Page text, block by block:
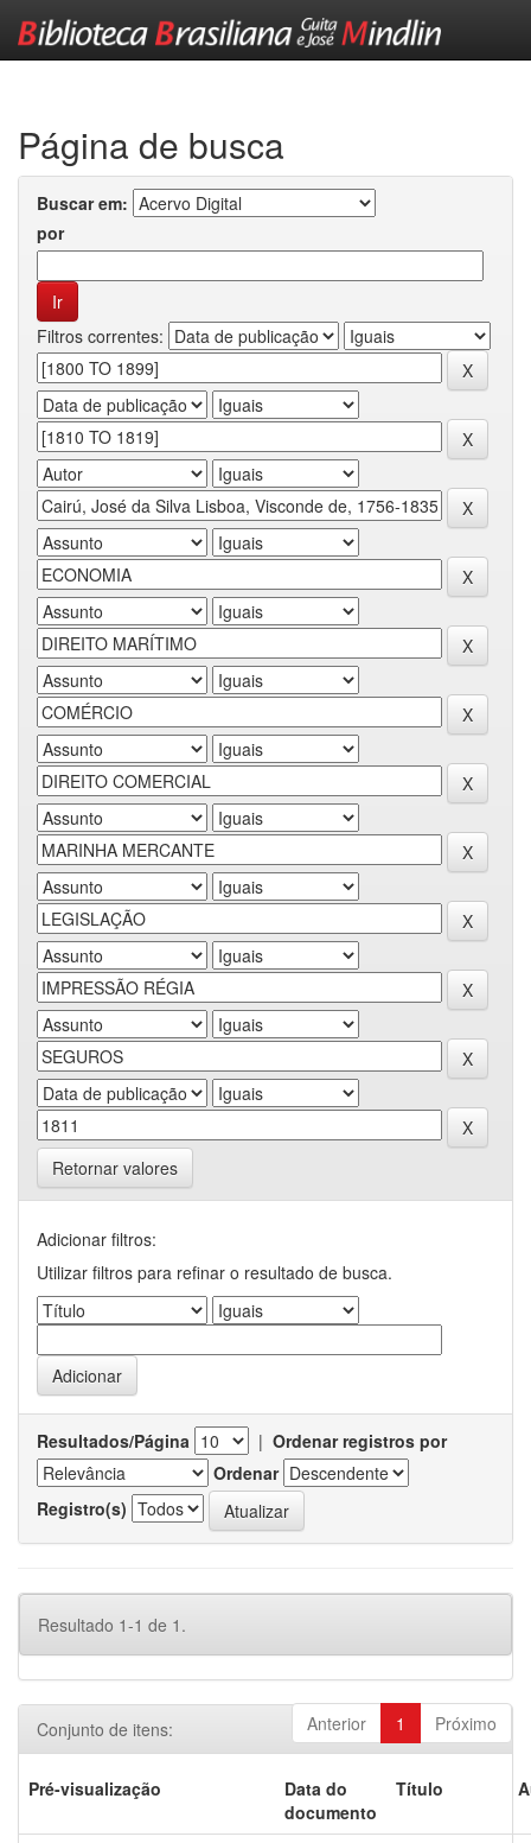
Página de busca
Buscar em:
por
Filtros correntes:
Retornar valores
Adicionar filtros:
Utilizar filtros para refinar o resultado de busca.
Resultados/Página | Ordenar registros por
Ordenar
Registro(s)
Resultado 1-1 de 1.
Anterior 1 Próximo
Conjunto de itens:
Pré-visualização
Data do
documento
Título